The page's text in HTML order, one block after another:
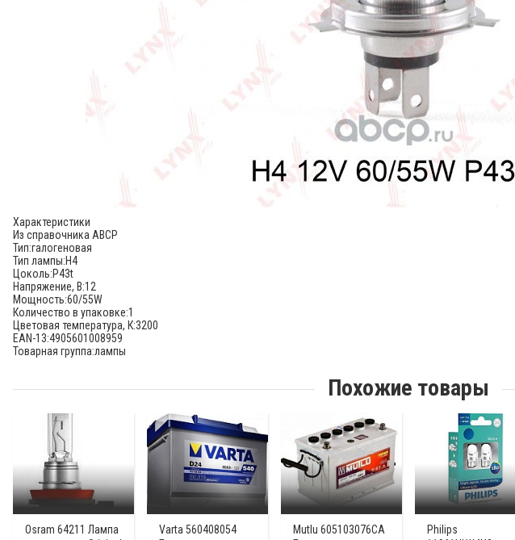
Характеристики
Из справочника ABCP
Тип:галогеновая
Тип лампы:H4
Цоколь:P43t
Напряжение, В:12
Мощность:60/55W
Количество в упаковке:1
Цветовая температура, К:3200
EAN-13:4905601008959
Товарная группа:лампы
Похожие товары
Osram 64211 Лампа
Varta 560408054
Mutlu 605103076CA
Philips